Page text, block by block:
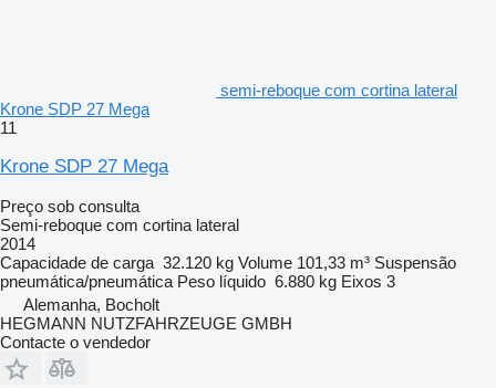
semi-reboque com cortina lateral
Krone SDP 27 Mega
11
Krone SDP 27 Mega
Preço sob consulta
Semi-reboque com cortina lateral
2014
Capacidade de carga 32.120 kg Volume 101,33 m³ Suspensão
pneumática/pneumática Peso líquido 6.880 kg Eixos 3
Alemanha, Bocholt
HEGMANN NUTZFAHRZEUGE GMBH
Contacte o vendedor